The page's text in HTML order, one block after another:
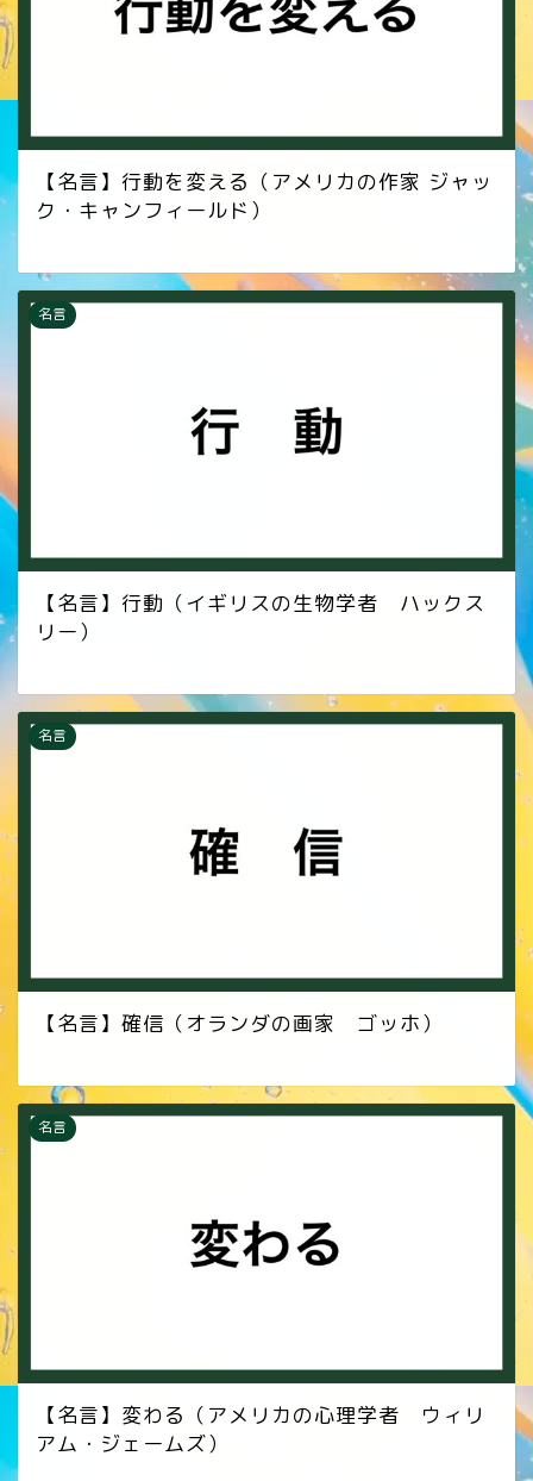
【名言】行動を変える（アメリカの作家 ジャッ
ク・キャンフィールド）
名言
【名言】行動（イギリスの生物学者 ハックス
リー）
名言
【名言】確信（オランダの画家 ゴッホ）
名言
【名言】変わる（アメリカの心理学者 ウィリ
アム・ジェームズ）